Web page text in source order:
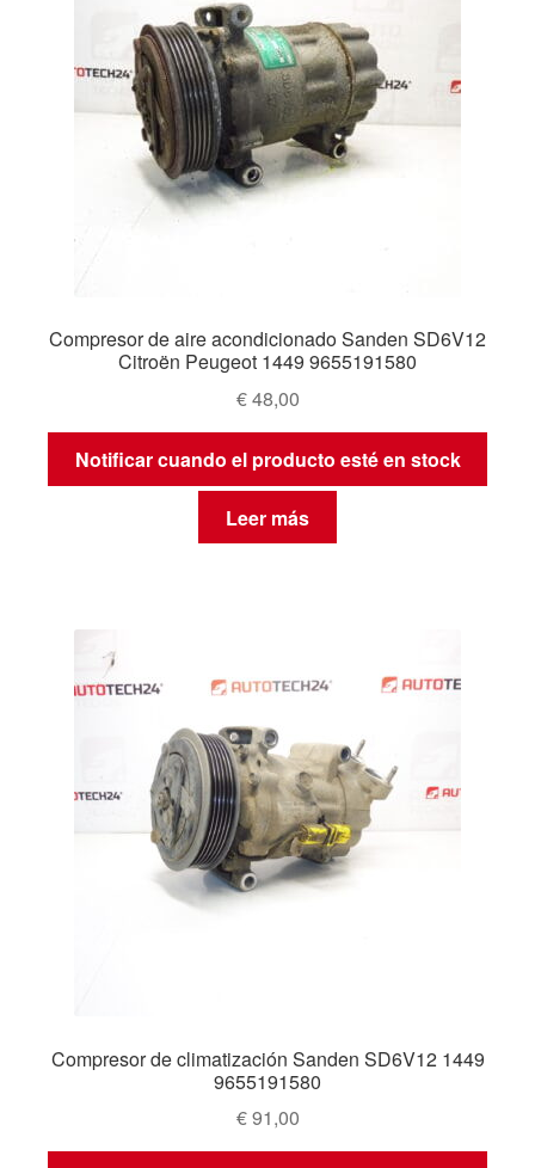
Compresor de aire acondicionado Sanden SD6V12
Citroën Peugeot 1449 9655191580
€48,00
Notificar cuando el producto esté en stock
Leer más
Compresor de climatización Sanden SD6V12 1449
9655191580
€91,00